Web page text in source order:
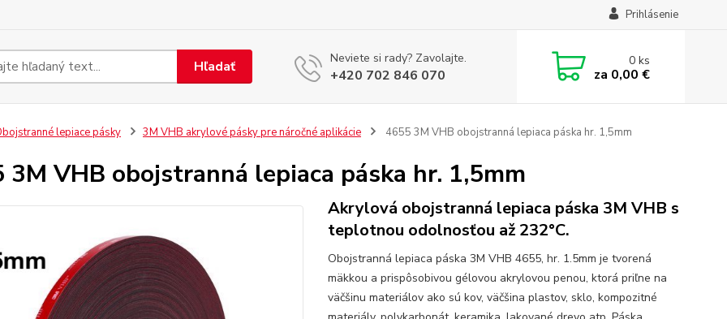
Prihlásenie
Hľadať Neviete si rady? Zavolajte.
+420 702 846 070
0ks
za 0,00 €
lepiace pásky 3M VHB akrylové pásky pre náročné aplikácie 4655 3M VHB obojstranná lepiaca páska hr. 1,5mm
3M VHB obojstranná lepiaca páska hr. 1,5mm
Akrylová obojstranná lepiaca páska 3M VHB s
teplotnou odolnosťou až 232°C.
Obojstranná lepiaca páska 3M VHB 4655, hr. 1.5mm je tvorená
mäkkou a prispôsobivou gélovou akrylovou penou, ktorá priľne na
väčšinu materiálov ako sú kov, väčšina plastov, sklo, kompozitné